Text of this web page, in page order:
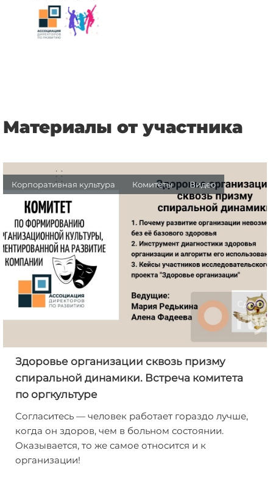
Материалы от участника
Корпоративная культура Комитеты Видео
Здоровье организации сквозь призму
спиральной динамики. Встреча комитета
по оргкультуре
Согласитесь — человек работает гораздо лучше,
когда он здоров, чем в больном состоянии.
Оказывается, то же самое относится и к
организации!